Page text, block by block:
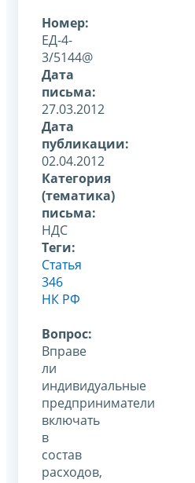
Номер:
ЕД-4-
3/5144@
Дата
письма:
27.03.2012
Дата
публикации:
02.04.2012
Категория
(тематика)
письма:
НДС
Теги:
Статья
346
НК РФ
Вопрос:
Вправе
ли
индивидуальные
предприниматели
включать
в
состав
расходов,